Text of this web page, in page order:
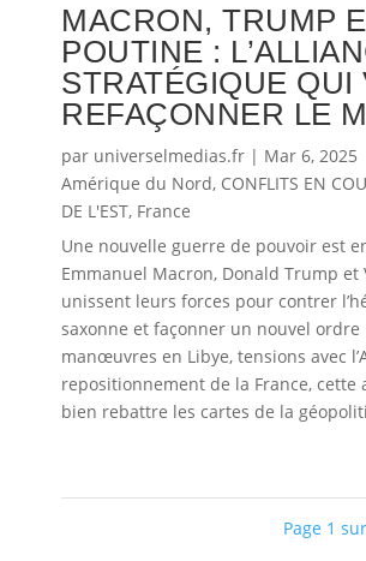
MACRON, TRUMP
POUTINE :
STRATÉGIQUE QUI
REFAÇONNER LE
par universelmedias.fr | Mar 6, 2025
Amérique du Nord, CONFLITS EN
DE L'EST, France
Une nouvelle guerre de pouvoir est
Emmanuel Macron, Donald Trump
unissent leurs forces pour contrer
saxonne et façonner un nouvel
manœuvres en Libye, tensions avec
repositionnement de la France,
bien rebattre les cartes de la
Page 1